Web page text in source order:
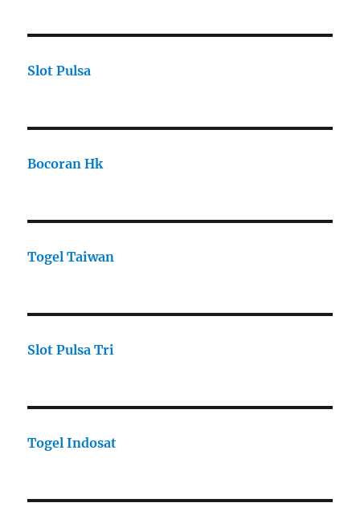
Slot Pulsa
Bocoran Hk
Togel Taiwan
Slot Pulsa Tri
Togel Indosat